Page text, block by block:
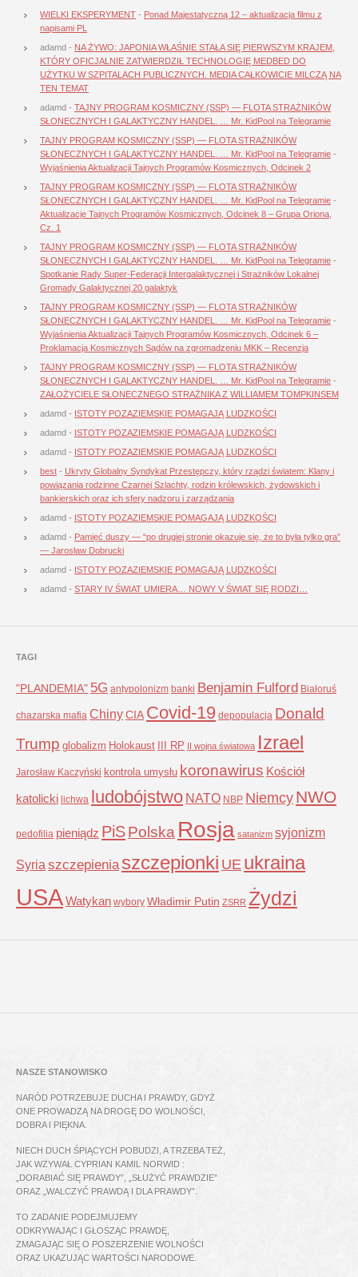
WIELKI EKSPERYMENT - Ponad Majestatyczną 12 – aktualizacja filmu z
napisami PL
adamd - NA ŻYWO: JAPONIA WŁAŚNIE STAŁA SIĘ PIERWSZYM KRAJEM,
KTÓRY OFICJALNIE ZATWIERDZIŁ TECHNOLOGIĘ MEDBED DO
UŻYTKU W SZPITALACH PUBLICZNYCH. MEDIA CAŁKOWICIE MILCZĄ NA
TEN TEMAT
adamd - TAJNY PROGRAM KOSMICZNY (SSP) — FLOTA STRAŻNIKÓW
SŁONECZNYCH I GALAKTYCZNY HANDEL. … Mr. KidPool na Telegramie
TAJNY PROGRAM KOSMICZNY (SSP) — FLOTA STRAŻNIKÓW
SŁONECZNYCH I GALAKTYCZNY HANDEL. … Mr. KidPool na Telegramie -
Wyjaśnienia Aktualizacji Tajnych Programów Kosmicznych, Odcinek 2
TAJNY PROGRAM KOSMICZNY (SSP) — FLOTA STRAŻNIKÓW
SŁONECZNYCH I GALAKTYCZNY HANDEL. … Mr. KidPool na Telegramie -
Aktualizacje Tajnych Programów Kosmicznych, Odcinek 8 – Grupa Oriona,
Cz. 1
TAJNY PROGRAM KOSMICZNY (SSP) — FLOTA STRAŻNIKÓW
SŁONECZNYCH I GALAKTYCZNY HANDEL. … Mr. KidPool na Telegramie -
Spotkanie Rady Super-Federacji Intergalaktycznej i Strażników Lokalnej
Gromady Galaktycznej 20 galaktyk
TAJNY PROGRAM KOSMICZNY (SSP) — FLOTA STRAŻNIKÓW
SŁONECZNYCH I GALAKTYCZNY HANDEL. … Mr. KidPool na Telegramie -
Wyjaśnienia Aktualizacji Tajnych Programów Kosmicznych, Odcinek 6 –
Proklamacja Kosmicznych Sądów na zgromadzeniu MKK – Recenzja
TAJNY PROGRAM KOSMICZNY (SSP) — FLOTA STRAŻNIKÓW
SŁONECZNYCH I GALAKTYCZNY HANDEL. … Mr. KidPool na Telegramie -
ZAŁOŻYCIELE SŁONECZNEGO STRAŻNIKA Z WILLIAMEM TOMPKINSEM
adamd - ISTOTY POZAZIEMSKIE POMAGAJĄ LUDZKOŚCI
adamd - ISTOTY POZAZIEMSKIE POMAGAJĄ LUDZKOŚCI
adamd - ISTOTY POZAZIEMSKIE POMAGAJĄ LUDZKOŚCI
best - Ukryty Globalny Syndykat Przestępczy, który rządzi światem: Klany i
powiązania rodzinne Czarnej Szlachty, rodzin królewskich, żydowskich i
bankierskich oraz ich sfery nadzoru i zarządzania
adamd - ISTOTY POZAZIEMSKIE POMAGAJĄ LUDZKOŚCI
adamd - Pamięć duszy — “po drugiej stronie okazuje się, że to była tylko gra”
— Jarosław Dobrucki
adamd - ISTOTY POZAZIEMSKIE POMAGAJĄ LUDZKOŚCI
adamd - STARY IV ŚWIAT UMIERA… NOWY V ŚWIAT SIĘ RODZI…
TAGI
"PLANDEMIA" 5G antypolonizm banki Benjamin Fulford Białoruś
chazarska mafia ChinyCIA Covid-19 depopulacja Donald
Trump globalizm Holokaust III RP II wojna światowa Izrael
Jarosław Kaczyński kontrola umysłu koronawirus Kościół
katolicki lichwa ludobójstwo NATO NBP NiemcyNWO
pedofilia pieniądz PiSPolska Rosja satanizm syjonizm
Syria szczepienia szczepionki UE ukraina
USAWatykan wybory Władimir Putin ZSRR Żydzi
NASZE STANOWISKO
NARÓD POTRZEBUJE DUCHA I PRAWDY, GDYŻ
ONE PROWADZĄ NA DROGĘ DO WOLNOŚCI,
DOBRA I PIĘKNA.
NIECH DUCH ŚPIĄCYCH POBUDZI, A TRZEBA TEŻ,
JAK WZYWAŁ CYPRIAN KAMIL NORWID :
„DORABIAĆ SIĘ PRAWDY”, „SŁUŻYĆ PRAWDZIE”
ORAZ „WALCZYĆ PRAWDĄ I DLA PRAWDY”.
TO ZADANIE PODEJMUJEMY
ODKRYWAJĄC I GŁOSZĄC PRAWDĘ,
ZMAGAJĄC SIĘ O POSZERZENIE WOLNOŚCI
ORAZ UKAZUJĄC WARTOŚCI NARODOWE.